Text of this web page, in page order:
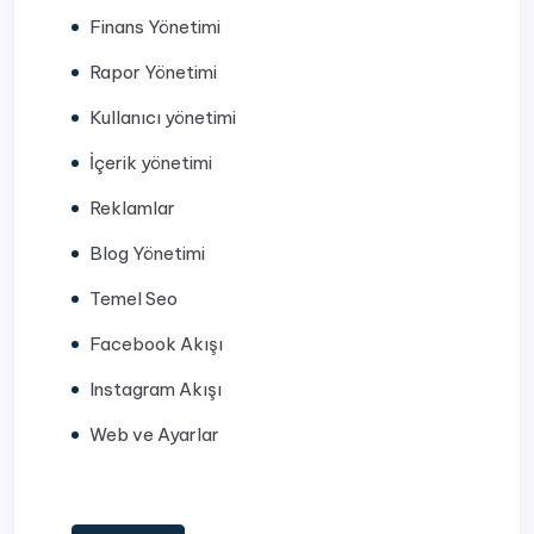
Finans Yönetimi
Rapor Yönetimi
Kullanıcı yönetimi
İçerik yönetimi
Reklamlar
Blog Yönetimi
Temel Seo
Facebook Akışı
Instagram Akışı
Web ve Ayarlar